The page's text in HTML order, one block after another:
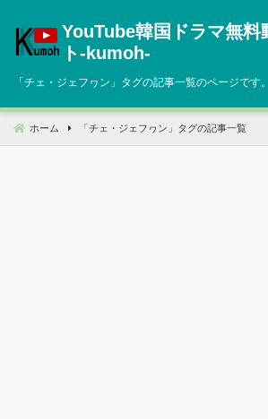
へ
動
YouTube韓国ドラマ無料
ト‐kumoh‐
「チェ・ジェフヮン 」タグの記事一覧のページです。
ホーム 「 チェ・ジェフヮン 」タグの記事一覧